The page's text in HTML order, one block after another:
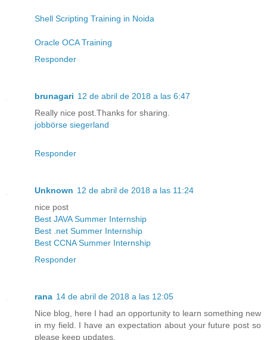
Shell Scripting Training in Noida
Oracle OCA Training
Responder
brunagari 12 de abril de 2018 a las 6:47
Really nice post.Thanks for sharing.
jobbörse siegerland
Responder
Unknown 12 de abril de 2018 a las 11:24
nice post
Best JAVA Summer Internship
Best .net Summer Internship
Best CCNA Summer Internship
Responder
rana 14 de abril de 2018 a las 12:05
Nice blog, here I had an opportunity to learn something new
in my field. I have an expectation about your future post so
please keep updates.